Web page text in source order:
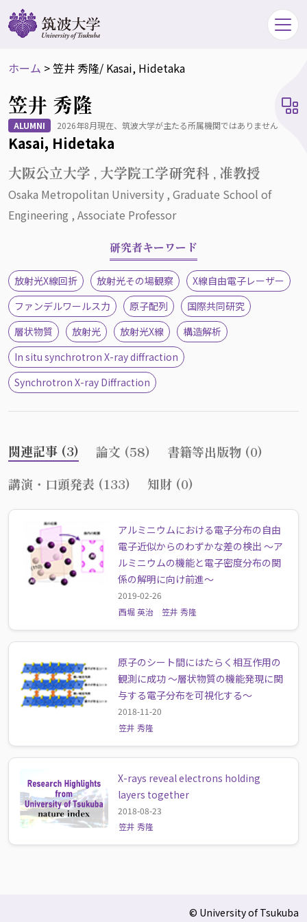
ホーム >笠井 秀隆/ Kasai, Hidetaka
笠井 秀隆
ALUMNI 2026年8月現在、筑波大学が主たる所属機関ではありません
Kasai, Hidetaka
大阪公立大学 , 大学院工学研究科 , 准教授
Osaka Metropolitan University , Graduate School of
Engineering , Associate Professor
研究者キーワード
放射光X線回折 放射光その場観察
X線自由電子レーザー
ファンデルワールス力
原子配列
国際共同研究
層状物質
放射光 放射光X線
構造解析
In situ synchrotron X-ray diffraction
Synchrotron X-ray Diffraction
関連記事 (3) 論文 (58)
書籍等出版物 (0)
講演・口頭発表 (133)
知財 (0)
アルミニウムにおける電子分布の自由
電子近似からのわずかな差の検出 ～ア
ルミニウムの機能と電子密度分布の関
係の解明に向け前進～
2019-02-26
西堀 英治
笠井 秀隆
原子のシート間にはたらく相互作用の
観測に成功 ～層状物質の機能発現に関
与する電子分布を可視化する～
2018-11-20
笠井 秀隆
X-rays reveal electrons holding
layers together
2018-08-23
笠井 秀隆
© University of Tsukuba